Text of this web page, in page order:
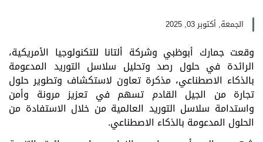
الجمعة, أكتوبر 03, 2025
وقعت جمارك أبوظبي وشركة ألتانا للتكنولوجيا الأمريكية،
الرائدة في حلول رصد وتحليل سلاسل التوريد المدعومة
بالذكاء الاصطناعي، مذكرة تعاون لاستكشاف وتطوير حلول
تجارة من الجيل القادم تسهم في تعزيز مرونة وأمن
واستدامة سلاسل التوريد العالمية من خلال الاستفادة من
الحلول المدعومة بالذكاء الاصطناعي.